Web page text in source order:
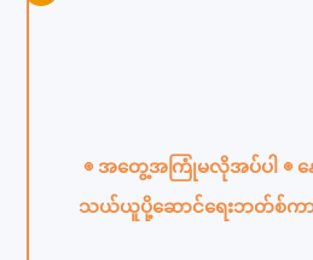
◎ အတွေ့အကြုံမလိုအပ်ပါ ◎ န
သယ်ယူပို့ဆောင်ရေးဘတ်စ်ကာ